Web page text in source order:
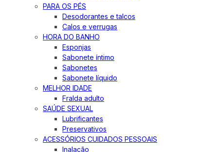
PARA OS PÉS
Desodorantes e talcos
Calos e verrugas
HORA DO BANHO
Esponjas
Sabonete íntimo
Sabonetes
Sabonete líquido
MELHOR IDADE
Fralda adulto
SAÚDE SEXUAL
Lubrificantes
Preservativos
ACESSÓRIOS CUIDADOS PESSOAIS
Inalação